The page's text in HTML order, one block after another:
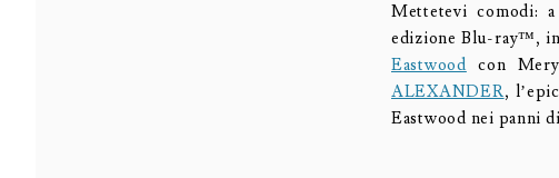
Mettetevi comodi:
edizione Blu-ray™,
Eastwood con
ALEXANDER,
Eastwood nei panni